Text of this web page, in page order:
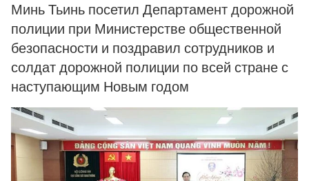
Минь Тьинь посетил Департамент дорожной
полиции при Министерстве общественной
безопасности и поздравил сотрудников и
солдат дорожной полиции по всей стране с
наступающим Новым годом